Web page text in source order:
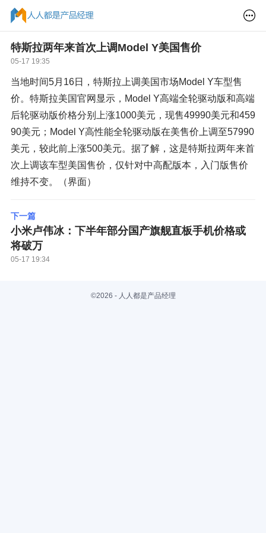
特斯拉两年来首次上调Model Y美国售价
05-17 19:35
当地时间5月16日，特斯拉上调美国市场Model Y车型售
价。特斯拉美国官网显示，Model Y高端全轮驱动版和高端
后轮驱动版价格分别上涨1000美元，现售49990美元和459
90美元；Model Y高性能全轮驱动版在美售价上调至57990
美元，较此前上涨500美元。据了解，这是特斯拉两年来首
次上调该车型美国售价，仅针对中高配版本，入门版售价
维持不变。（界面）
下一篇
小米卢伟冰：下半年部分国产旗舰直板手机价格或
将破万
05-17 19:34
©2026 - 人人都是产品经理